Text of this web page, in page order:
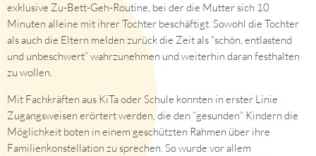
exklusive Zu-Bett-Geh-Routine, bei der die Mutter sich 10
Minuten alleine mit ihrer Tochter beschäftigt. Sowohl die Tochter
als auch die Eltern melden zurück die Zeit als “schön, entlastend
und unbeschwert” wahrzunehmen und weiterhin daran festhalten
zu wollen.
Mit Fachkräften aus KiTa oder Schule konnten in erster Linie
Zugangsweisen erörtert werden, die den “gesunden” Kindern die
Möglichkeit boten in einem geschützten Rahmen über ihre
Familienkonstellation zu sprechen. So wurde vor allem